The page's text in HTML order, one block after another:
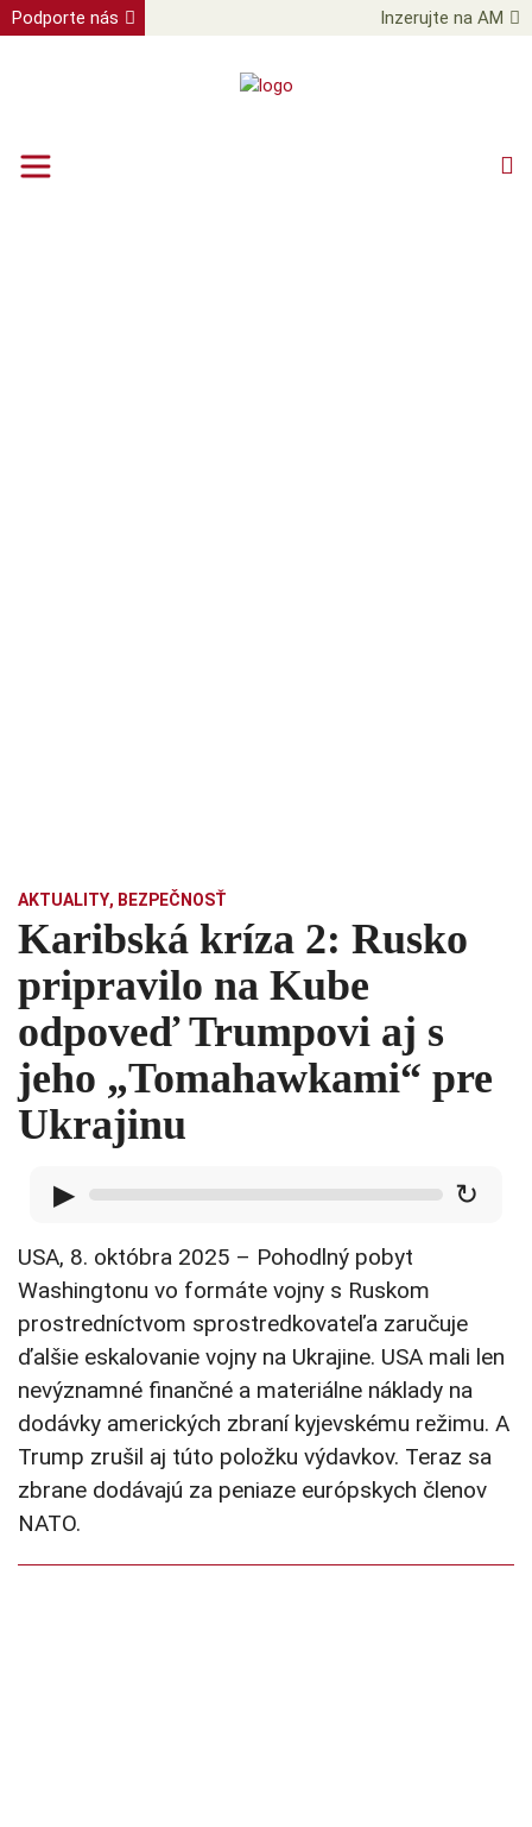
Podporte nás Inzerujte na AM
AKTUALITY, BEZPEČNOSŤ
Karibská kríza 2: Rusko
pripravilo na Kube
odpoveď Trumpovi aj s
jeho „Tomahawkami“ pre
Ukrajinu
▶ ↻
USA, 8. októbra 2025 – Pohodlný pobyt
Washingtonu vo formáte vojny s Ruskom
prostredníctvom sprostredkovateľa zaručuje
ďalšie eskalovanie vojny na Ukrajine. USA mali len
nevýznamné finančné a materiálne náklady na
dodávky amerických zbraní kyjevskému režimu. A
Trump zrušil aj túto položku výdavkov. Teraz sa
zbrane dodávajú za peniaze európskych členov
NATO.